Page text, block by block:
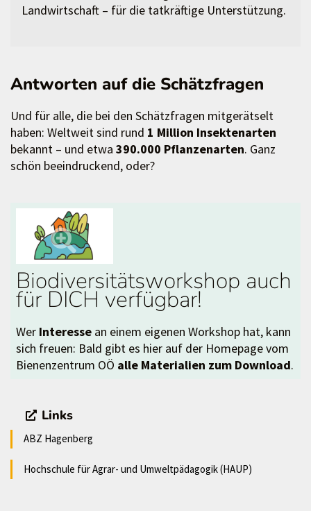
Landwirtschaft – für die tatkräftige Unterstützung.
Antworten auf die Schätzfragen
Und für alle, die bei den Schätzfragen mitgerätselt
haben: Weltweit sind rund 1 Million Insektenarten
bekannt – und etwa 390.000 Pflanzenarten. Ganz
schön beeindruckend, oder?
Biodiversitätsworkshop auch
für DICH verfügbar!
Wer Interesse an einem eigenen Workshop hat, kann
sich freuen: Bald gibt es hier auf der Homepage vom
Bienenzentrum OÖ alle Materialien zum Download.
Links
ABZ Hagenberg
Hochschule für Agrar- und Umweltpädagogik (HAUP)